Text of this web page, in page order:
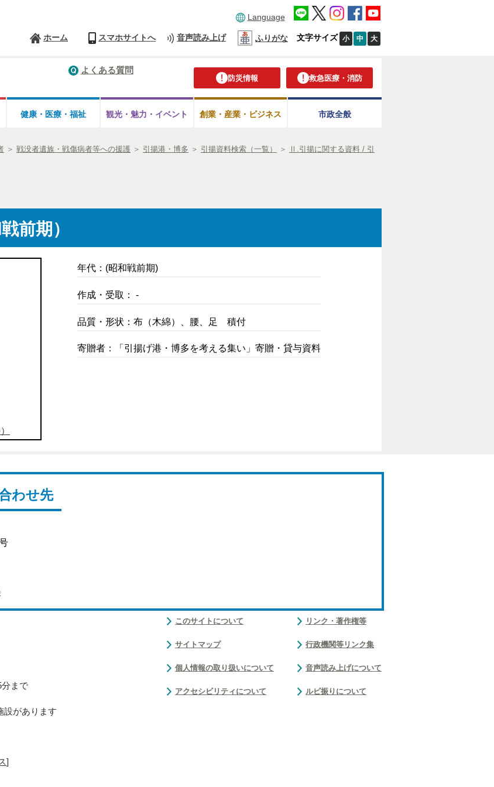
Language
ホーム スマホサイトへ 音声読み上げ ふりがな 文字サイズ 小 中 大
防災情報 救急医療・消防
よくある質問
健康・医療・ 福祉 観光・魅力・ イベント 創業・産業・ビジネス 市政全般
＞ 戦没者遺族・戦傷病者等への援護 ＞ 引揚港・博多 ＞ 引揚資料検索（一覧） ＞
Ⅱ.引揚に関する資料 / 引
前期）
年代：(昭和戦前期)
作成・受取： -
品質・形状：布（木綿）、腰、足 積付
寄贈者：「引揚げ港・博多を考える集い」寄贈・貸与資料
わせ先
まで
設があります
]
このサイトについて
サイトマップ
個人情報の取り扱いについて
アクセシビリティについて
リンク・著作権等
行政機関等リンク集
音声読み上げについて
ルビ振りについて